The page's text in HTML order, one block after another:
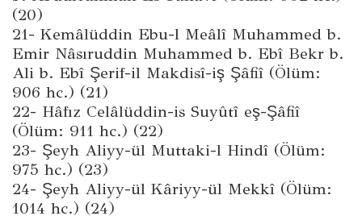
(20)
21- Kemâlüddin Ebu-l Meâlî Muhammed b.
Emir Nâsıruddin Muhammed b. Ebî Bekr b.
Ali b. Ebî Şerif-il Makdisî-iş Şâfiî (Ölüm:
906 hc.) (21)
22- Hâfız Celâlüddin-is Suyûtî eş-Şâfiî
(Ölüm: 911 hc.) (22)
23- Şeyh Aliyy-ül Muttaki-l Hindî (Ölüm:
975 hc.) (23)
24- Şeyh Aliyy-ül Kâriyy-ül Mekkî (Ölüm:
1014 hc.) (24)